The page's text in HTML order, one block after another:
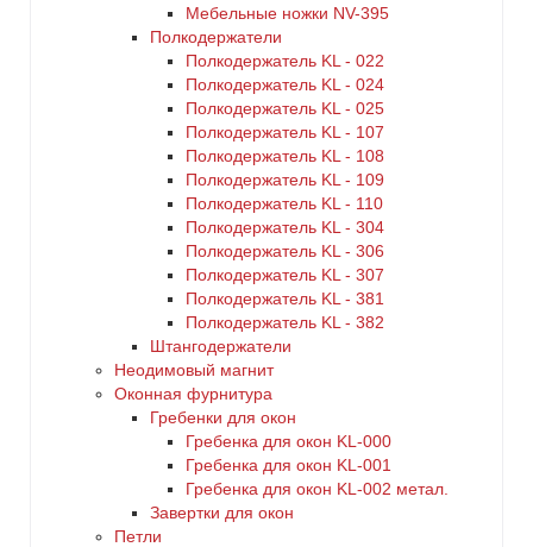
Мебельные ножки NV-395
Полкодержатели
Полкодержатель KL - 022
Полкодержатель KL - 024
Полкодержатель KL - 025
Полкодержатель KL - 107
Полкодержатель KL - 108
Полкодержатель KL - 109
Полкодержатель KL - 110
Полкодержатель KL - 304
Полкодержатель KL - 306
Полкодержатель KL - 307
Полкодержатель KL - 381
Полкодержатель KL - 382
Штангодержатели
Неодимовый магнит
Оконная фурнитура
Гребенки для окон
Гребенка для окон KL-000
Гребенка для окон KL-001
Гребенка для окон KL-002 метал.
Завертки для окон
Петли